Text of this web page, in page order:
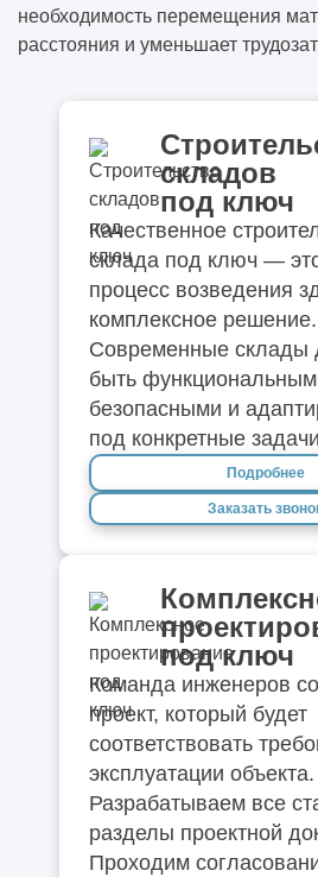
необходимость перемещения
расстояния и уменьшает
складов
под ключ
Качественное
склада под ключ —
процесс возведения
комплексное решение.
Современные склады
быть
безопасными и
под конкретные
Подробнее
Заказать
под ключ
Команда инженеров
проект, который будет
соответствовать
эксплуатации объекта.
Разрабатываем все
разделы проектной
Проходим